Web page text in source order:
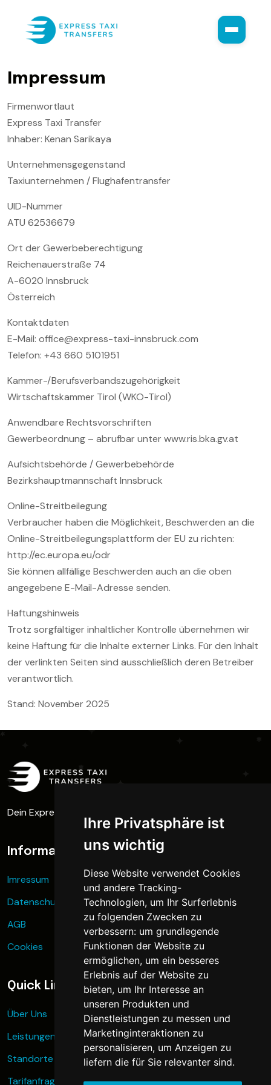
Ihre Privatsphäre ist
uns wichtig
Diese Website verwendet Cookies
und andere Tracking-
Technologien, um Ihr Surferlebnis
zu folgenden Zwecken zu
verbessern: um grundlegende
Funktionen der Website zu
ermöglichen, um ein besseres
Erlebnis auf der Website zu
bieten, um Ihr Interesse an
unseren Produkten und
Dienstleistungen zu messen und
Marketinginteraktionen zu
personalisieren, um Anzeigen zu
liefern die für Sie relevanter sind.
Impressum
Firmenwortlaut
Express Taxi Transfer
Inhaber: Kenan Sarikaya
Unternehmensgegenstand
Taxiunternehmen / Flughafentransfer
UID-Nummer
ATU 62536679
Ort der Gewerbeberechtigung
Reichenauerstraße 74
A-6020 Innsbruck
Österreich
Kontaktdaten
E-Mail: office@express-taxi-innsbruck.com
Telefon: +43 660 5101951
Kammer-/Berufsverbandszugehörigkeit
Wirtschaftskammer Tirol (WKO-Tirol)
Anwendbare Rechtsvorschriften
Gewerbeordnung – abrufbar unter www.ris.bka.gv.at
Aufsichtsbehörde / Gewerbebehörde
Bezirkshauptmannschaft Innsbruck
Online-Streitbeilegung
Verbraucher haben die Möglichkeit, Beschwerden an die
Online-Streitbeilegungsplattform der EU zu richten:
http://ec.europa.eu/odr
Sie können allfällige Beschwerden auch an die oben
angegebene E-Mail-Adresse senden.
Haftungshinweis
Trotz sorgfältiger inhaltlicher Kontrolle übernehmen wir
keine Haftung für die Inhalte externer Links. Für den Inhalt
der verlinkten Seiten sind ausschließlich deren Betreiber
verantwortlich.
Stand: November 2025
Dein Express Taxi - Volle Power zum Skigebiet
Informationen
Imressum
Datenschutz
AGB
Cookies
Quick Links
Über Uns
Leistungen
Standorte
Tarifanfrage